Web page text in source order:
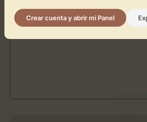
Activar Mapa
Crear cuenta y abrir mi Panel